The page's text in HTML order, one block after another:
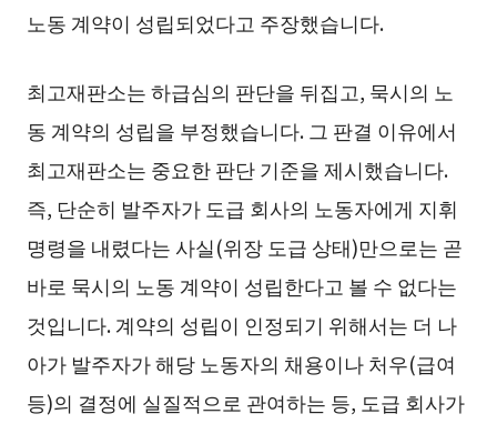
노동 계약이 성립되었다고 주장했습니다.
최고재판소는 하급심의 판단을 뒤집고, 묵시의 노
동 계약의 성립을 부정했습니다. 그 판결 이유에서
최고재판소는 중요한 판단 기준을 제시했습니다.
즉, 단순히 발주자가 도급 회사의 노동자에게 지휘
명령을 내렸다는 사실(위장 도급 상태)만으로는 곧
바로 묵시의 노동 계약이 성립한다고 볼 수 없다는
것입니다. 계약의 성립이 인정되기 위해서는 더 나
아가 발주자가 해당 노동자의 채용이나 처우(급여
등)의 결정에 실질적으로 관여하는 등, 도급 회사가